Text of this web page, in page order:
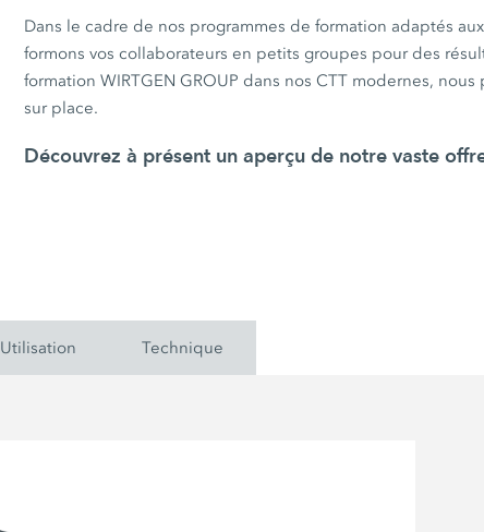
Dans le cadre de nos programmes de formation adaptés
formons vos collaborateurs en petits groupes pour des
formation WIRTGEN GROUP dans nos CTT modernes,
sur place.
Découvrez à présent un aperçu de notre vaste
Utilisation Technique